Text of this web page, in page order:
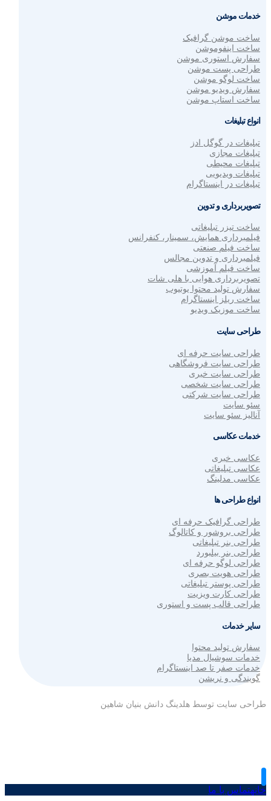
خدمات موشن
ساخت موشن گرافیک
ساخت اینفوموشن
سفارش استوری موشن
طراحی پست موشن
ساخت لوگو موشن
سفارش ویدیو موشن
ساخت استاپ موشن
انواع تبلیغات
تبلیغات در گوگل ادز
تبلیغات مجازی
تبلیغات محیطی
تبلیغات ویدیویی
تبلیغات در اینستاگرام
تصویربرداری و تدوین
ساخت تیزر تبلیغاتی
فیلمبرداری همایش، سمینار، کنفرانس
ساخت فیلم صنعتی
فیلمبرداری و تدوین مجالس
ساخت فیلم آموزشی
تصویربرداری هوایی با هلی شات
سفارش تولید محتوا یوتیوب
ساخت ریلز اینستاگرام
ساخت موزیک ویدیو
طراحی سایت
طراحی سایت حرفه ای
طراحی سایت فروشگاهی
طراحی سایت خبری
طراحی سایت شخصی
طراحی سایت شرکتی
سئو سایت
آنالیز سئو سایت
خدمات عکاسی
عکاسی خبری
عکاسی تبلیغاتی
عکاسی مدلینگ
انواع طراحی ها
طراحی گرافیک حرفه ای
طراحی بروشور و کاتالوگ
طراحی بنر تبلیغاتی
طراحی بنر بیلبورد
طراحی لوگو حرفه ای
طراحی هویت بصری
طراحی پوستر تبلیغاتی
طراحی کارت ویزیت
طراحی قالب پست و استوری
سایر خدمات
سفارش تولید محتوا
خدمات سوشیال مدیا
خدمات صفر تا صد اینستاگرام
گویندگی و نریشن
طراحی سایت توسط هلدینگ دانش بنیان شاهین
خانهتماس با ما